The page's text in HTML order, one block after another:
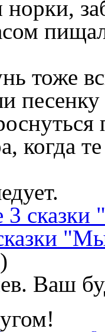
норки,
тоже
песенку
когда
3
Ваш